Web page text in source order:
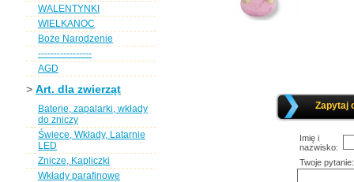
WALENTYNKI
WIELKANOC
Boże Narodzenie
-----------------
AGD
> Art. dla zwierząt
Baterie, zapalarki, wkłady
do zniczy
Świece, Wkłady, Latarnie
LED
Znicze, Kapliczki
Wkłady parafinowe
Zapytaj
Imię i
nazwisko:
Twoje pytanie: